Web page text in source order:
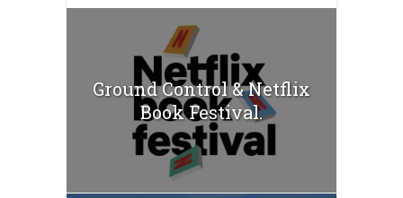
Ground Control & Netflix
Book Festival.